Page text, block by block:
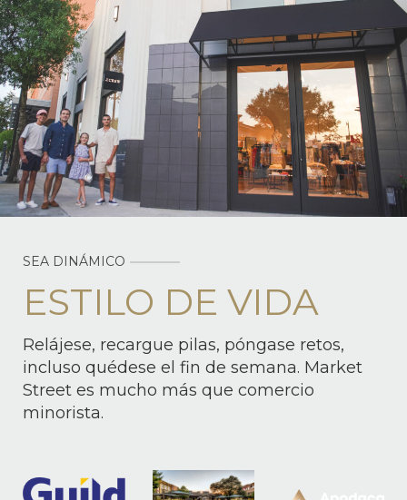
SEA DINÁMICO
ESTILO DE VIDA
Relájese, recargue pilas, póngase retos,
incluso quédese el fin de semana. Market
Street es mucho más que comercio
minorista.